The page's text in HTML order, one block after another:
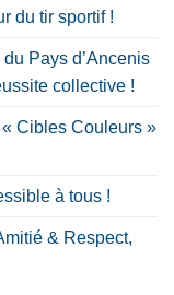
du tir sportif !
Pays d’Ancenis
collective !
Cibles Couleurs »
à tous !
& Respect,